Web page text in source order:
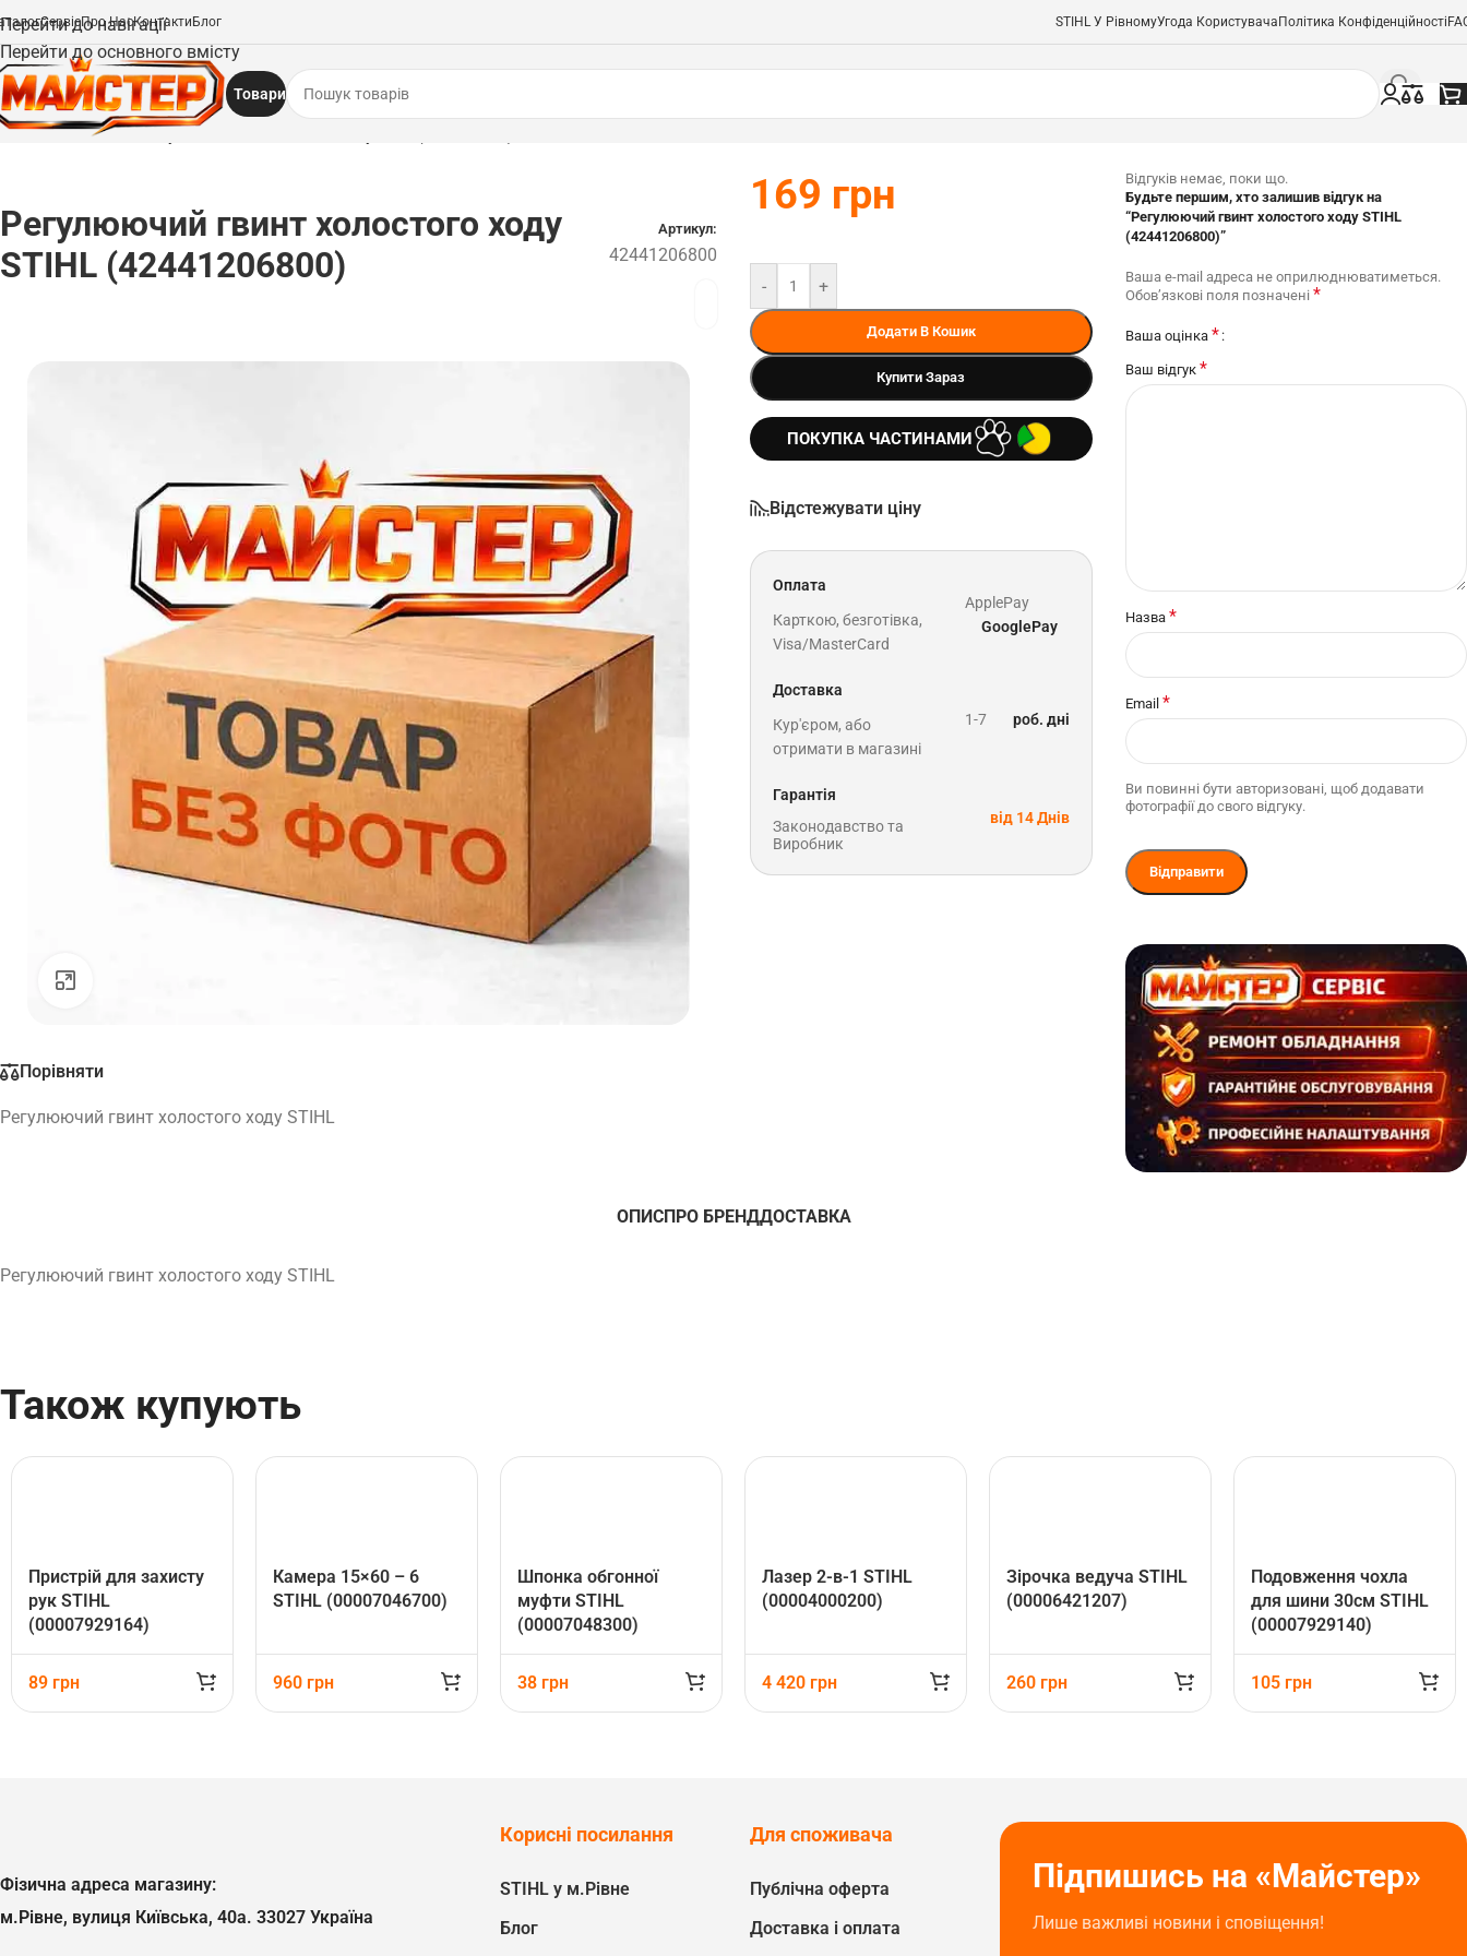
Перейти до навігації
Перейти до основного вмісту
СервісПро НасКонтакти Блог STIHL У РівномуУгода Користувача Політика Конфіденційності
Товари
Запчастини
Регулюючий гвинт холостого ходу
STIHL (42441206800)
Артикул:
42441206800
Порівняти
Регулюючий гвинт холостого ходу STIHL
169 грн
- +
Додати В Кошик
Купити Зараз
ПОКУПКА ЧАСТИНАМИ
Відстежувати ціну
Оплата
Карткою, безготівка,
Visa/MasterCard
ApplePay
GooglePay
Доставка
Кур'єром, або
отримати в магазині
1-7 роб. дні
Гарантія
Законодавство та
Виробник
від 14 Днів
Відгуків немає, поки що.
Будьте першим, хто залишив відгук на
“Регулюючий гвинт холостого ходу STIHL
(42441206800)”
Ваша e-mail адреса не оприлюднюватиметься.
Обов’язкові поля позначені *
Ваша оцінка *
Ваш відгук *
Назва *
Email *
Ви повинні бути авторизовані, щоб додавати
фотографії до свого відгуку.
ОПИСПРО БРЕНДДОСТАВКА
Регулюючий гвинт холостого ходу STIHL
Також купують
Пристрій для захисту
рук STIHL
(00007929164)
89 грн
Камера 15×60 – 6
STIHL (00007046700)
960 грн
Шпонка обгонної
муфти STIHL
(00007048300)
38 грн
Лазер 2-в-1 STIHL
(00004000200)
4 420 грн
Зірочка ведуча STIHL
(00006421207)
260 грн
Подовження чохла
для шини 30см STIHL
(00007929140)
105 грн
Фізична адреса магазину:
м.Рівне, вулиця Київська, 40а. 33027 Україна
Корисні посилання
STIHL у м.Рівне
Блог
Для споживача
Публічна оферта
Доставка і оплата
Підпишись на «Майстер»
Лише важливі новини і сповіщення!